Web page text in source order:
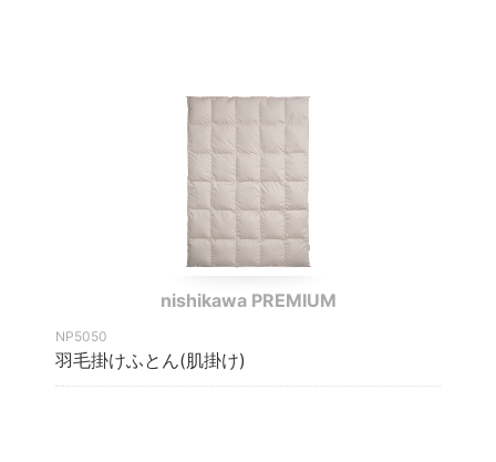
nishikawa PREMIUM
NP5050
羽毛掛けふとん(肌掛け)